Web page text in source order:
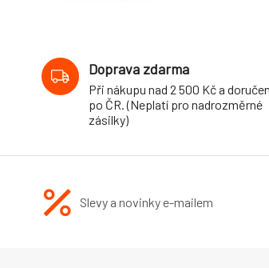
Doprava zdarma
Při nákupu nad 2 500 Kč a
po ČR. (Neplatí pro nadrozměrné
zásilky)
Slevy a novinky e-mailem